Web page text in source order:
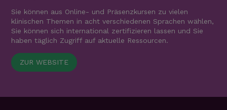
Sie können aus Online- und Präsenzkursen zu vielen
klinischen Themen in acht verschiedenen Sprachen wählen,
Sie können sich international zertifizieren lassen und Sie
haben täglich Zugriff auf aktuelle Ressourcen.
ZUR WEBSITE